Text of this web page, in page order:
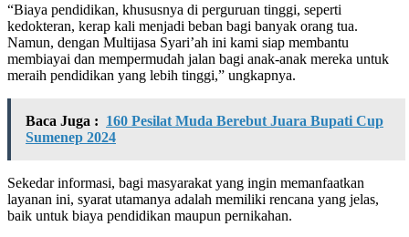
“Biaya pendidikan, khususnya di perguruan tinggi, seperti
kedokteran, kerap kali menjadi beban bagi banyak orang tua.
Namun, dengan Multijasa Syari’ah ini kami siap membantu
membiayai dan mempermudah jalan bagi anak-anak mereka untuk
meraih pendidikan yang lebih tinggi,” ungkapnya.
Baca Juga : 160 Pesilat Muda Berebut Juara Bupati Cup
Sumenep 2024
Sekedar informasi, bagi masyarakat yang ingin memanfaatkan
layanan ini, syarat utamanya adalah memiliki rencana yang jelas,
baik untuk biaya pendidikan maupun pernikahan.